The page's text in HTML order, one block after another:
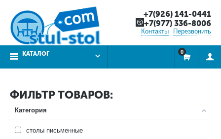
+7(926) 141-0441
+7(977) 336-8006
Контакты Перезвонить
КАТАЛОГ 0
ФИЛЬТР ТОВАРОВ:
Категория
столы письменные